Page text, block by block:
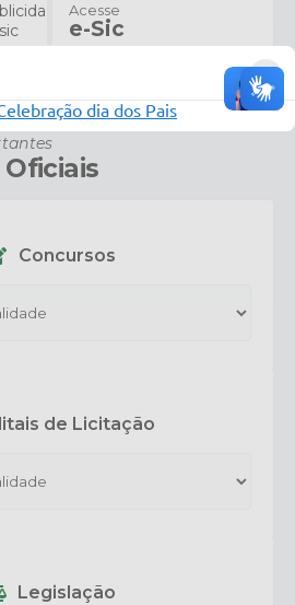
e-Sic
Acesse
Concursos
de Licitação
Legislação
×